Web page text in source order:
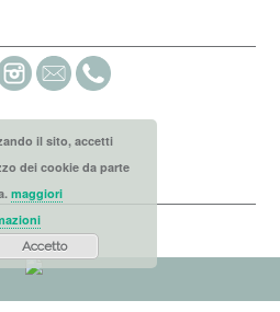
il sito, accetti
dei cookie da parte
maggiori
Accetto